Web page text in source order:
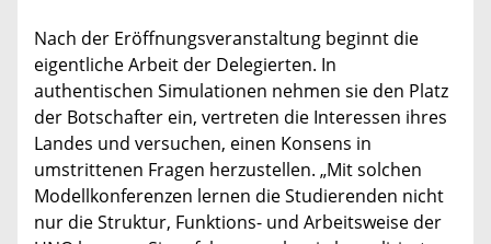
Nach der Eröffnungsveranstaltung beginnt die
eigentliche Arbeit der Delegierten. In
authentischen Simulationen nehmen sie den Platz
der Botschafter ein, vertreten die Interessen ihres
Landes und versuchen, einen Konsens in
umstrittenen Fragen herzustellen. „Mit solchen
Modellkonferenzen lernen die Studierenden nicht
nur die Struktur, Funktions- und Arbeitsweise der